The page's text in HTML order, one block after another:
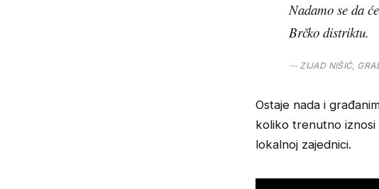
Nadamo se da
Brčko distriktu.
ZIJAD NIŠIĆ,
Ostaje nada i
koliko trenutno iznosi
lokalnoj zajednici.